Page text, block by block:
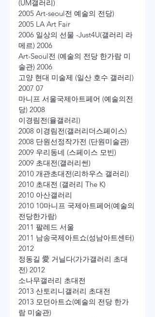
(UM갤러리)
2005 Art-seoul전 예술의 전당)
2005 LA Art Fair
2006 일상의 선물 -Just4U(갤러리 라
메르) 2006
Art-Seoul전 (예술의 전당 한가람 미
술관) 2006
고양 현대 미술제 (일산 호수 갤러리)
2007 07
마니프 서울국제아트페어 (예술의전
당) 2008
이경림전(율갤러리)
2008 이경림전(갤러리더스페이스)
2008 단원선정작가전 (단원미술관)
2009 우리동네 (스페이스 모빈)
2009 초대전(갤러리썬)
2010 개관초대전(리하우스 갤러리)
2010 초대전 (갤러리 The K)
2010 아산갤러리
2010 10마니프 국제아트페어(예술의
전당한가람)
2011 팔레드 서울
2011 남송국제아트쇼(성남아트센터)
2012
정동길 愛 거닐다(가가갤러리 초대
전) 2012
소나무갤러리 초대전
2013 산토리니갤러리 초대전
2013 모던아트쇼(예술의 전당 한가
람 미술관)